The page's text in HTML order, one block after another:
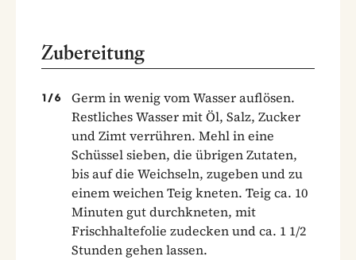
Zubereitung
1 /6
Germ in wenig vom Wasser auflösen.
Restliches Wasser mit Öl, Salz, Zucker
und Zimt verrühren. Mehl in eine
Schüssel sieben, die übrigen Zutaten,
bis auf die Weichseln, zugeben und zu
einem weichen Teig kneten. Teig ca. 10
Minuten gut durchkneten, mit
Frischhaltefolie zudecken und ca. 1 1/2
Stunden gehen lassen.